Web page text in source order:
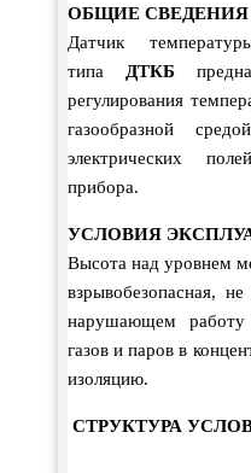
ОБЩИЕ СВЕДЕНИЯ
Датчик
типа ДТКБ
регулирования
газообразной
электрических
прибора.
УСЛОВИЯ
Высота над уровнем
взрывобезопасная,
нарушающем работу
газов и паров в
изоляцию.
СТРУКТУРА